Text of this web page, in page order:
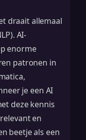
draait allemaal
AI-
enorme
patronen in
je een AI
deze kennis
en
beetje als een